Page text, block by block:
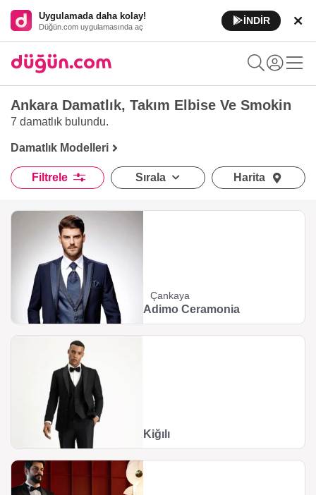
Uygulamada daha kolay!
Düğün.com uygulamasında aç
İNDİR
Ankara Damatlık, Takım Elbise Ve Smokin
7 damatlık bulundu.
Damatlık Modelleri
Filtrele Sırala Harita
Çankaya
Adimo Ceramonia
Kiğılı